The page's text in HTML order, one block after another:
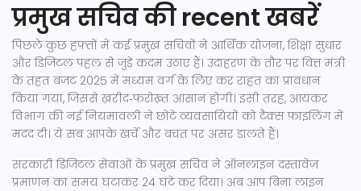
प्रमुख सचिव की recent खबरें
पिछले कुछ हफ़्तों में कई प्रमुख सचिवों ने आर्थिक योजना, शिक्षा सुधार
और डिजिटल पहल से जुड़े कदम उठाए हैं। उदाहरण के तौर पर वित्त मंत्री
के तहत बजट 2025 में मध्यम वर्ग के लिए कर राहत का प्रावधान
किया गया, जिससे ख़रीद‑फरोख़्त आसान होगी। इसी तरह, आयकर
विभाग की नई नियमावली ने छोटे व्यवसायियों को टैक्स फाइलिंग में
मदद दी। ये सब आपके खर्चे और बचत पर असर डालते हैं।
सरकारी डिजिटल सेवाओं के प्रमुख सचिव ने ऑनलाइन दस्तावेज़
प्रमाणन का समय घटाकर 24 घंटे कर दिया। अब आप बिना लाइन